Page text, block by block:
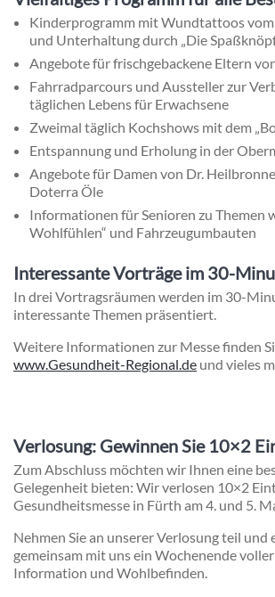
Kinderprogramm mit Wundtattoos
und Unterhaltung durch „Die
Angebote für frischgebackene Eltern
Fahrradparcours und Aussteller zur
täglichen Lebens für Erwachsene
Zweimal täglich Kochshows mit dem
Entspannung und Erholung in der
Angebote für Damen von Dr.
Doterra Öle
Informationen für Senioren zu Themen
Wohlfühlen“ und Fahrzeugumbauten
Interessante Vorträge im 30-
In drei Vortragsräumen werden im 30-
interessante Themen präsentiert.
Weitere Informationen zur Messe finden
www.Gesundheit-Regional.de und vieles
Verlosung: Gewinnen Sie 10×2
Zum Abschluss möchten wir Ihnen eine
Gelegenheit bieten: Wir verlosen 10×2
Gesundheitsmesse in Fürth am 4. und 5.
Nehmen Sie an unserer Verlosung teil und
gemeinsam mit uns ein Wochenende
Information und Wohlbefinden.